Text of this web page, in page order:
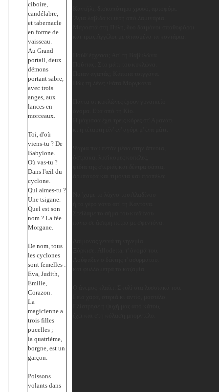
ciboire,
candélabre,
et tabernacle
en forme de
vaisseau.
Au Grand
portail, deux
démons
portant sabre,
avec trois
anges, aux
lances en
morceaux.
Toi, d'où
viens-tu ? De
Babylone.
Où vas-tu ?
Dans l'œil du
cyclone.
Qui aimes-tu ?
Une tsigane.
Quel est son
nom ? La fée
Morgane.
De nom, tous
les cyclones
sont femelles :
Eva, Judith,
Emilie,
Corazon.
La
magicienne a
trois filles
pucelles ;
la quatrième,
borgne, est un
garçon.
Poissons
volants dans